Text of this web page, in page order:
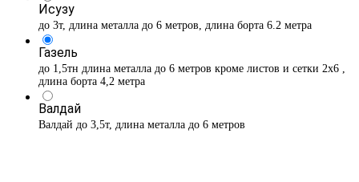
Исузу
до 3т, длина металла до 6 метров, длина борта 6.2 метра
Газель
до 1,5тн длина металла до 6 метров кроме листов и сетки 2х6 ,
длина борта 4,2 метра
Валдай
Валдай до 3,5т, длина металла до 6 метров